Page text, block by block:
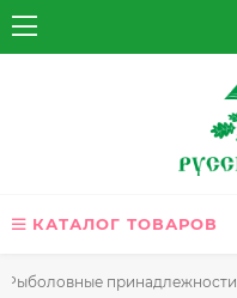
КАТАЛОГ ТОВАРОВ
Рыболовные принадлежности